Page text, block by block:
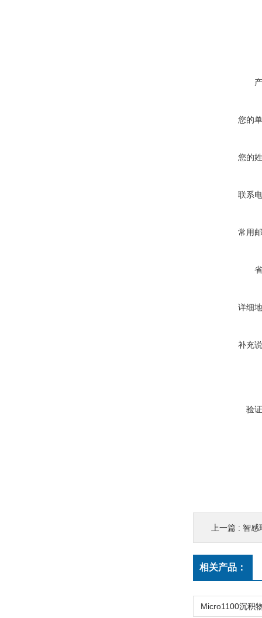
您的
您的
联系
常用
详细
补充
验
上一篇 : 智感
相关产品：